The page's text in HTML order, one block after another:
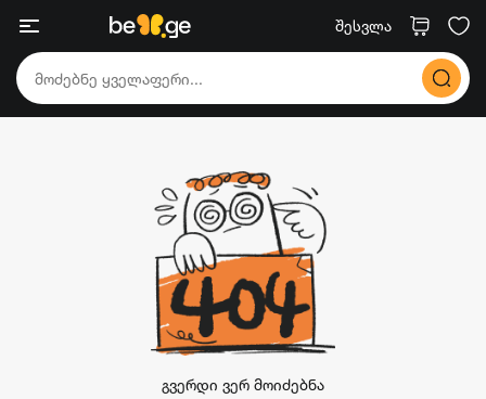
შესვლა
გვერდი ვერ მოიძებნა